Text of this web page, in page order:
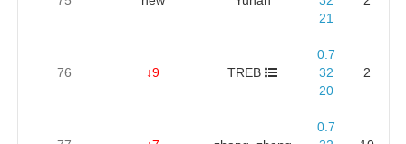
21
76 ↓9 TREB
0.7
32
20
2
0.7